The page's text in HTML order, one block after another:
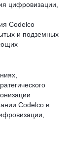
цифровизации,
Codelco
и подземных
Codelco в